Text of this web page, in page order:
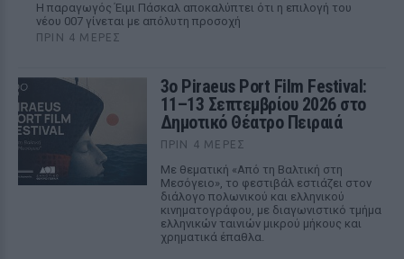
Η παραγωγός Έιμι Πάσκαλ αποκαλύπτει ότι η επιλογή του
νέου 007 γίνεται με απόλυτη προσοχή
ΠΡΙΝ 4 ΜΈΡΕΣ
3ο Piraeus Port Film Festival:
11–13 Σεπτεμβρίου 2026 στο
Δημοτικό Θέατρο Πειραιά
ΠΡΙΝ 4 ΜΈΡΕΣ
Με θεματική «Από τη Βαλτική στη
Μεσόγειο», το φεστιβάλ εστιάζει στον
διάλογο πολωνικού και ελληνικού
κινηματογράφου, με διαγωνιστικό τμήμα
ελληνικών ταινιών μικρού μήκους και
χρηματικά έπαθλα.